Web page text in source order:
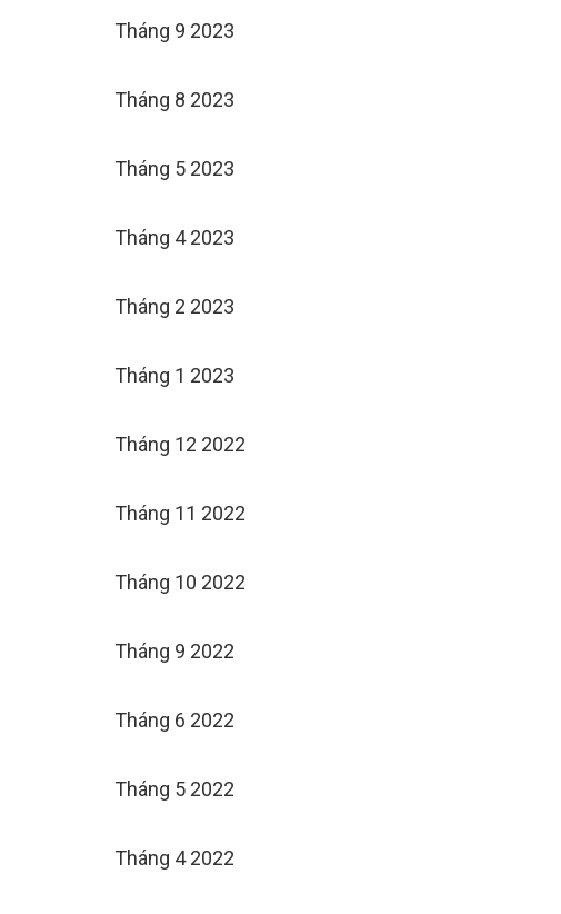
Tháng 9 2023
Tháng 8 2023
Tháng 5 2023
Tháng 4 2023
Tháng 2 2023
Tháng 1 2023
Tháng 12 2022
Tháng 11 2022
Tháng 10 2022
Tháng 9 2022
Tháng 6 2022
Tháng 5 2022
Tháng 4 2022